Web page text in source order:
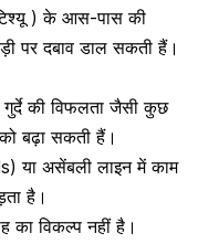
) के आस-पास की
पर दबाव डाल सकती हैं।
गुर्दे की विफलता जैसी कुछ
बढ़ा सकती हैं।
या असेंबली लाइन में काम
है।
का विकल्प नहीं है।